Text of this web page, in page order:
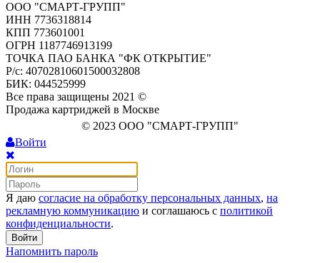
ООО "СМАРТ-ГРУПП"
ИНН 7736318814
КПП 773601001
ОГРН 1187746913199
ТОЧКА ПАО БАНКА "ФК ОТКРЫТИЕ"
Р/с: 40702810601500032808
БИК: 044525999
Все права защищены 2021 ©
Продажа картриджей в Москве
© 2023 ООО "СМАРТ-ГРУПП"
Войти
Я даю согласие на обработку персональных данных, на
рекламную коммуникацию и соглашаюсь с политикой
конфиденциальности.
Войти
Напомнить пароль